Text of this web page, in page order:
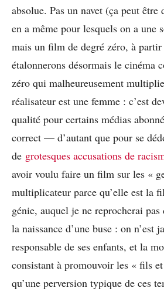
absolue. Pas un navet (ça peut
en a même pour lesquels on a une
mais un film de degré zéro, à
étalonnerons désormais le cinéma
zéro qui malheureusement
réalisateur est une femme : c’est
qualité pour certains médias
correct — d’autant que pour se
de grotesques accusations de
avoir voulu faire un film sur les «
multiplicateur parce qu’elle est la
génie, auquel je ne reprocherai
la naissance d’une buse : on n’est
responsable de ses enfants, et la
consistant à promouvoir les « fils
qu’une perversion typique de ces